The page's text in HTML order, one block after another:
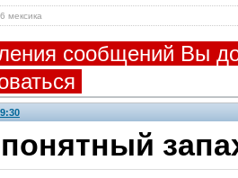
мексика
сообщений Вы